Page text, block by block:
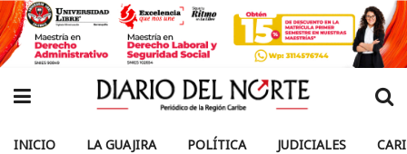
INICIO LA GUAJIRA POLÍTICA JUDICIALES